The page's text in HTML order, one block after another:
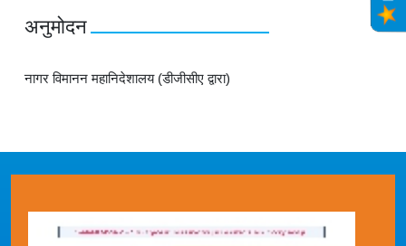
अनुमोदन
नागर विमानन महानिदेशालय (डीजीसीए द्वारा)